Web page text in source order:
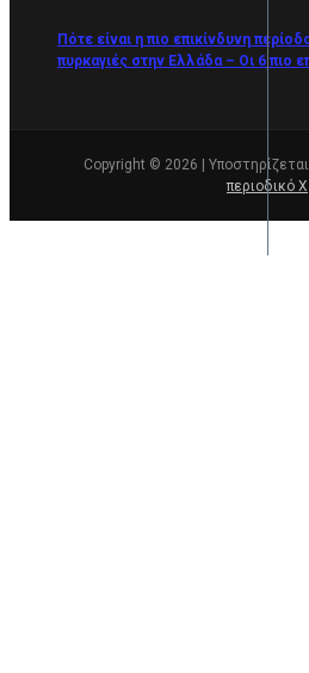
Πότε είναι η πιο επικίνδυνη
πυρκαγιές στην Ελλάδα – Οι 6 πιο
Copyright © 2026 |
περιοδικό Χ